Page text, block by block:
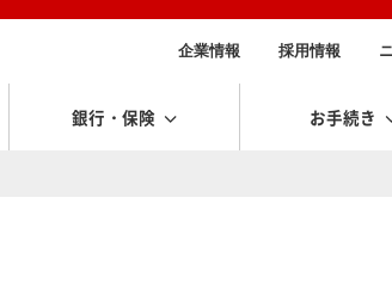
企業情報 採用情報
銀行・保険 お手続き